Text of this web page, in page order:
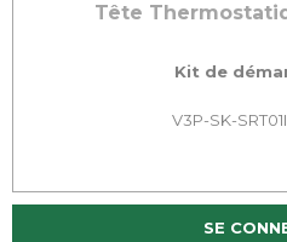
Tête
Kit de
V3P-SK-
SE